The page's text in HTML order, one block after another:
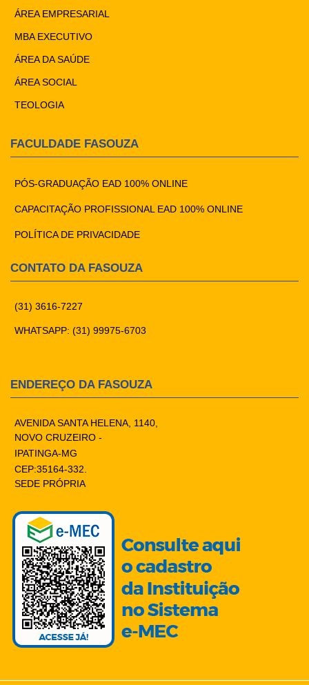
ÁREA EMPRESARIAL
MBA EXECUTIVO
ÁREA DA SAÚDE
ÁREA SOCIAL
TEOLOGIA
FACULDADE FASOUZA
PÓS-GRADUAÇÃO EAD 100% ONLINE
CAPACITAÇÃO PROFISSIONAL EAD 100% ONLINE
POLÍTICA DE PRIVACIDADE
CONTATO DA FASOUZA
(31) 3616-7227
WHATSAPP: (31) 99975-6703
ENDEREÇO DA FASOUZA
AVENIDA SANTA HELENA, 1140,
NOVO CRUZEIRO -
IPATINGA-MG
CEP:35164-332.
SEDE PRÓPRIA